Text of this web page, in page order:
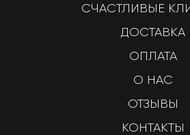
СЧАСТЛИВЫЕ
ДОСТАВКА
ОПЛАТА
О НАС
ОТЗЫВЫ
КОНТАКТЫ